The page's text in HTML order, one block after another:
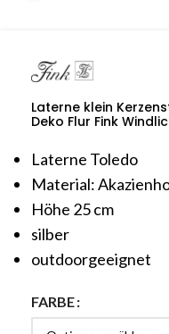
Laterne klein
Deko Flur Fink
Laterne Toledo
Material:
Höhe 25 cm
silber
outdoorgeeignet
FARBE